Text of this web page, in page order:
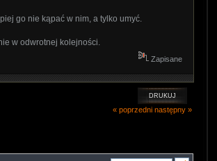
go nie kąpać w nim, a tylko umyć.
w odwrotnej kolejności.
Zapisane
DRUKUJ
« poprzedni następny »